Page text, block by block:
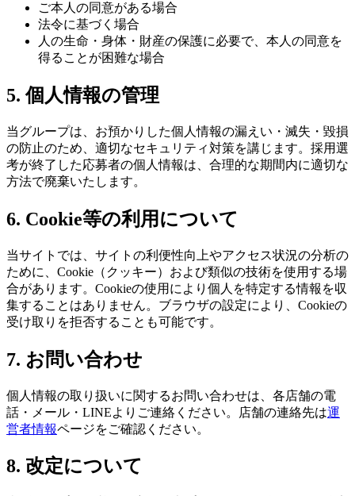
ご本人の同意がある場合
法令に基づく場合
人の生命・身体・財産の保護に必要で、本人の同意を
得ることが困難な場合
5. 個人情報の管理
当グループは、お預かりした個人情報の漏えい・滅失・毀損
の防止のため、適切なセキュリティ対策を講じます。採用選
考が終了した応募者の個人情報は、合理的な期間内に適切な
方法で廃棄いたします。
6. Cookie等の利用について
当サイトでは、サイトの利便性向上やアクセス状況の分析の
ために、Cookie（クッキー）および類似の技術を使用する場
合があります。Cookieの使用により個人を特定する情報を収
集することはありません。ブラウザの設定により、Cookieの
受け取りを拒否することも可能です。
7. お問い合わせ
個人情報の取り扱いに関するお問い合わせは、各店舗の電
話・メール・LINEよりご連絡ください。店舗の連絡先は運
営者情報ページをご確認ください。
8. 改定について